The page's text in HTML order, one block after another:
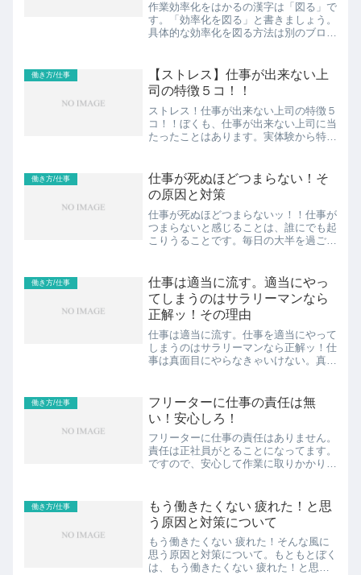
作業効率化をはかるの漢字は「図る」で
す。「効率化を図る」と書きましょう。
具体的な効率化を図る方法は別のブログ
効率を図る3つの方法を共有します。■
仕事の効率を上げる方法〜...
働き方/仕事
【ストレス】仕事が出来ない上
司の特徴５コ！！
ストレス！仕事が出来ない上司の特徴５
コ！！ぼくも、仕事が出来ない上司に当
たったことはあります。実体験から特徴
やけに偉そう・声を張り上げる・細かす
ぎる下記に詳しく共有しま...
働き方/仕事
仕事が死ぬほどつまらない！そ
の原因と対策
仕事が死ぬほどつまらないッ！！仕事が
つまらないと感じることは、誰にでも起
こりうることです。毎日の大半を過ごす
しれません。では、なぜ仕事がつまらな
いのでしょうか？本記事では...
働き方/仕事
仕事は適当に流す。適当にやっ
てしまうのはサラリーマンなら
正解ッ！その理由
仕事は適当に流す。仕事を適当にやって
しまうのはサラリーマンなら正解ッ！仕
事は真面目にやらなきゃいけない。真剣
すのが正解ッ！その理由ッ！最悪、サラ
リーマンなら「会社を辞め...
働き方/仕事
フリーターに仕事の責任は無
い！安心しろ！
フリーターに仕事の責任はありません。
責任は正社員がとることになってます。
ですので、安心して作業に取りかかりま
こと。そして、今度は自分が正社員にな
った時にフリーターの子の...
働き方/仕事
もう働きたくない 疲れた！と思
う原因と対策について
もう働きたくない 疲れた！そんな風に
思う原因と対策について。もともとぼく
は、もう働きたくない 疲れた！と思っ